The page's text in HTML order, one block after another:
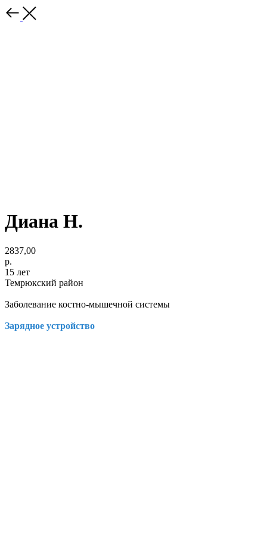
Диана Н.
2837,00
р.
15 лет
Темрюкский район
Заболевание костно-мышечной системы
Зарядное устройство